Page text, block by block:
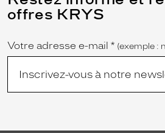
offres KRYS
Name
Votre adresse e-mail *
champ
est
obligatoire)
(exemple :